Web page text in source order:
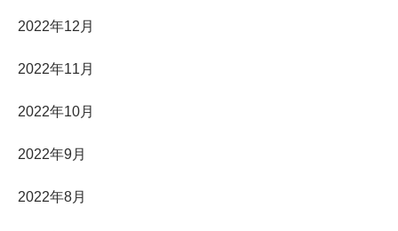
2022年12月
2022年11月
2022年10月
2022年9月
2022年8月